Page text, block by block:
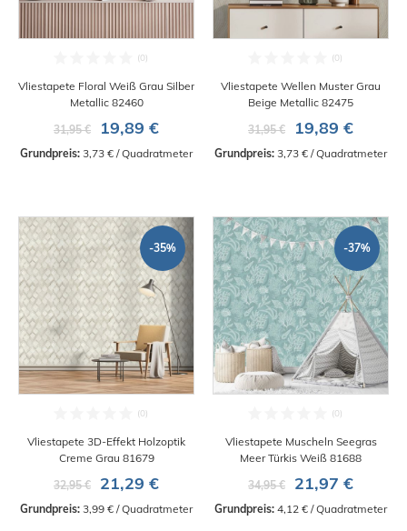
Vliestapete Floral Weiß Grau Silber
Metallic 82460
31,95 €
19,89 €
Grundpreis: 3,73 € / Quadratmeter
Vliestapete Wellen Muster Grau
Beige Metallic 82475
31,95 €
19,89 €
Grundpreis: 3,73 € / Quadratmeter
-35%
Vliestapete 3D-Effekt Holzoptik
Creme Grau 81679
32,95 €
21,29 €
Grundpreis: 3,99 € / Quadratmeter
-37%
Vliestapete Muscheln Seegras
Meer Türkis Weiß 81688
34,95 €
21,97 €
Grundpreis: 4,12 € / Quadratmeter